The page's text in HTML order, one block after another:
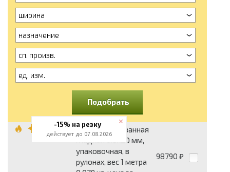
ширина
назначение
сп. произв.
ед. изм.
Подобрать
Лента оцинкованная
гладкая 0.5x20 мм,
упаковочная, в
рулонах, вес 1 метра
98790 ₽
-15% на резку
действует до 07.08.2026